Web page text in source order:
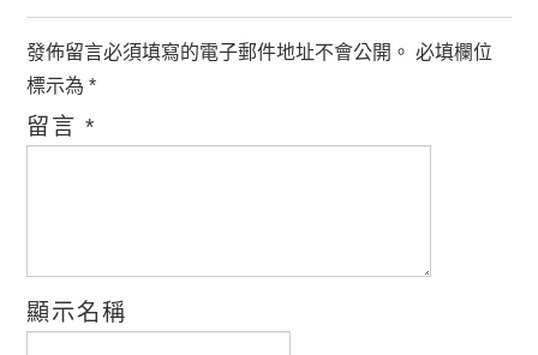
發佈留言必須填寫的電子郵件地址不會公開。 必填欄位
標示為*
留言*
顯示名稱